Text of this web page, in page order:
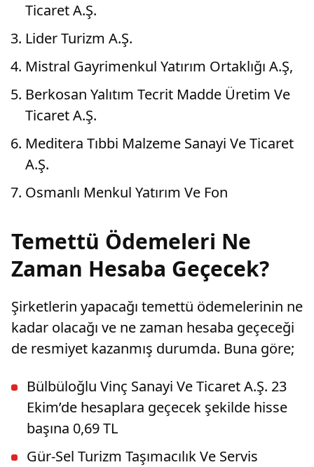
Ticaret A.Ş.
Lider Turizm A.Ş.
Mistral Gayrimenkul Yatırım Ortaklığı A.Ş,
Berkosan Yalıtım Tecrit Madde Üretim Ve
Ticaret A.Ş.
Meditera Tıbbi Malzeme Sanayi Ve Ticaret
A.Ş.
Osmanlı Menkul Yatırım Ve Fon
Temettü Ödemeleri Ne
Zaman Hesaba Geçecek?
Şirketlerin yapacağı temettü ödemelerinin ne
kadar olacağı ve ne zaman hesaba geçeceği
de resmiyet kazanmış durumda. Buna göre;
Bülbüloğlu Vinç Sanayi Ve Ticaret A.Ş. 23
Ekim’de hesaplara geçecek şekilde hisse
başına 0,69 TL
Gür-Sel Turizm Taşımacılık Ve Servis